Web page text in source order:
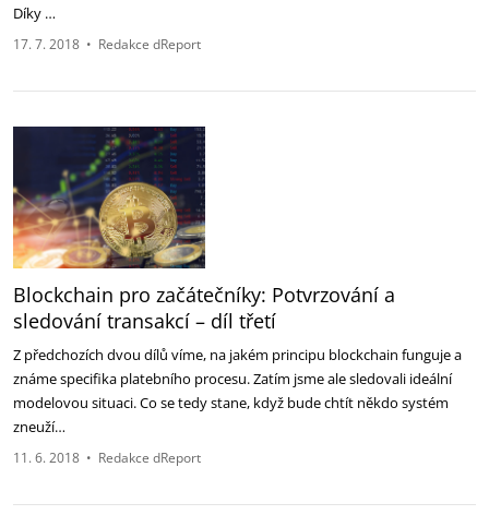
Díky …
17. 7. 2018 • Redakce dReport
Blockchain pro začátečníky: Potvrzování a
sledování transakcí – díl třetí
Z předchozích dvou dílů víme, na jakém principu blockchain funguje a
známe specifika platebního procesu. Zatím jsme ale sledovali ideální
modelovou situaci. Co se tedy stane, když bude chtít někdo systém
zneuží…
11. 6. 2018 • Redakce dReport